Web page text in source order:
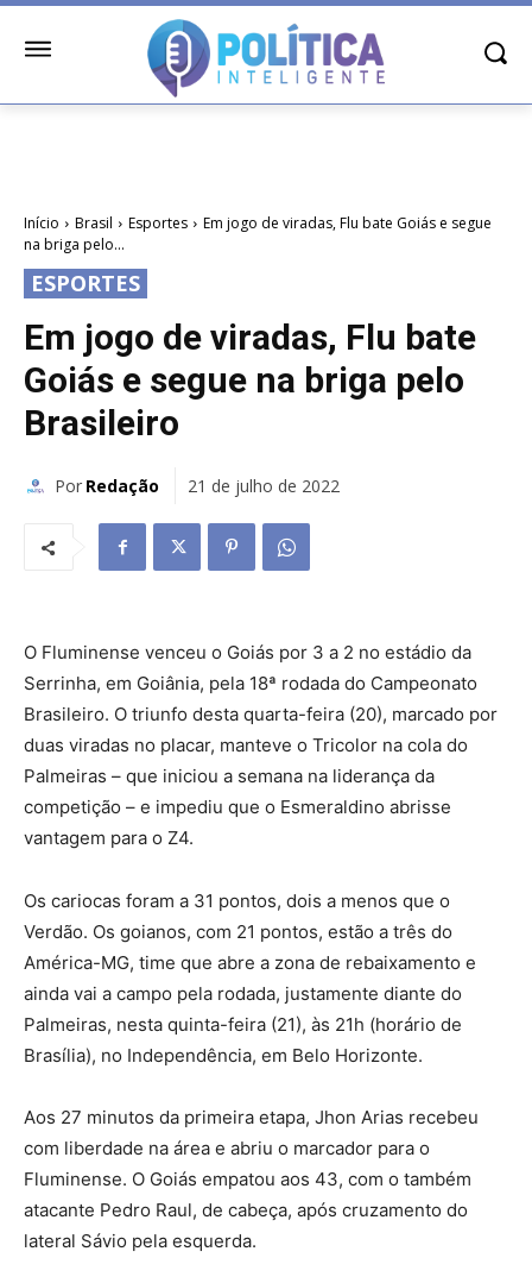
Início Brasil Esportes
Em jogo de viradas, Flu bate Goiás e segue
na briga pelo...
ESPORTES
Em jogo de viradas, Flu bate
Goiás e segue na briga pelo
Brasileiro
Por Redação 21 de julho de 2022
O Fluminense venceu o Goiás por 3 a 2 no estádio da
Serrinha, em Goiânia, pela 18ª rodada do Campeonato
Brasileiro. O triunfo desta quarta-feira (20), marcado por
duas viradas no placar, manteve o Tricolor na cola do
Palmeiras – que iniciou a semana na liderança da
competição – e impediu que o Esmeraldino abrisse
vantagem para o Z4.
Os cariocas foram a 31 pontos, dois a menos que o
Verdão. Os goianos, com 21 pontos, estão a três do
América-MG, time que abre a zona de rebaixamento e
ainda vai a campo pela rodada, justamente diante do
Palmeiras, nesta quinta-feira (21), às 21h (horário de
Brasília), no Independência, em Belo Horizonte.
Aos 27 minutos da primeira etapa, Jhon Arias recebeu
com liberdade na área e abriu o marcador para o
Fluminense. O Goiás empatou aos 43, com o também
atacante Pedro Raul, de cabeça, após cruzamento do
lateral Sávio pela esquerda.